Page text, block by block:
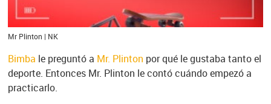
Mr Plinton | NK
Bimba le preguntó a Mr. Plinton por qué le gustaba tanto el
deporte. Entonces Mr. Plinton le contó cuándo empezó a
practicarlo.